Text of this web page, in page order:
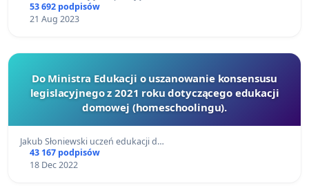
53 692 podpisów
21 Aug 2023
Do Ministra Edukacji o uszanowanie konsensusu
legislacyjnego z 2021 roku dotyczącego edukacji
domowej (homeschoolingu).
Jakub Słoniewski uczeń edukacji d…
43 167 podpisów
18 Dec 2022